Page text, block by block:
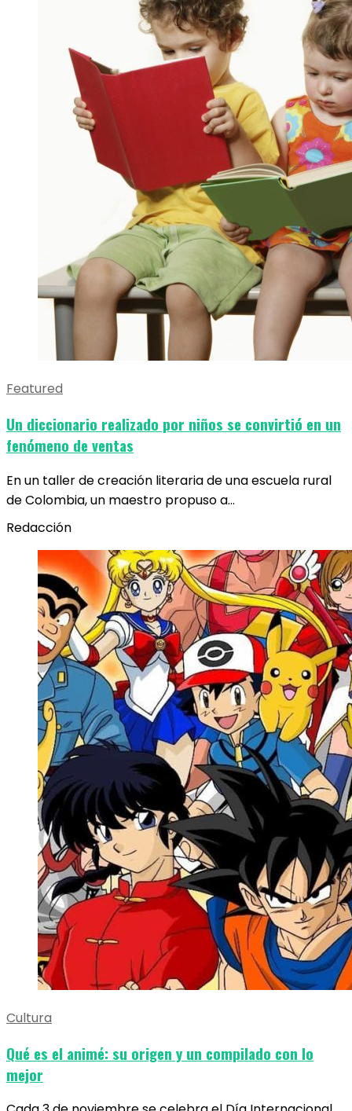
Featured
Un diccionario realizado por niños se convirtió en un
fenómeno de ventas
En un taller de creación literaria de una escuela rural
de Colombia, un maestro propuso a…
Redacción
Cultura
Qué es el animé: su origen y un compilado con lo
mejor